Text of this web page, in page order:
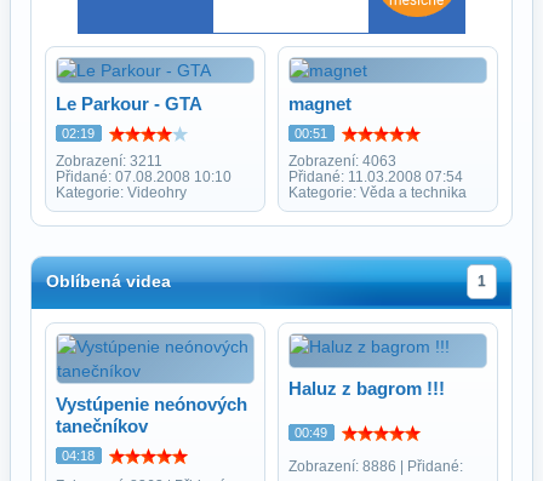
Le Parkour - GTA
02:19
Zobrazení: 3211
Přidané: 07.08.2008 10:10
Kategorie: Videohry
magnet
00:51
Zobrazení: 4063
Přidané: 11.03.2008 07:54
Kategorie: Věda a technika
Oblíbená videa 1
Vystúpenie neónových
tanečníkov
04:18
Haluz z bagrom !!!
00:49
Zobrazení: 8886 | Přidané: